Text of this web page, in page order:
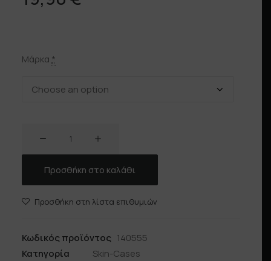
Μάρκα *
Προσθήκη στο καλάθι
Προσθήκη στη λίστα επιθυμιών
Κωδικός προϊόντος 140555
Κατηγορία
Skin-Cases